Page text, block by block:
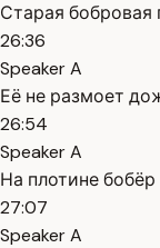
Старая бобровая
26:36
Speaker A
Её не размоет
26:54
Speaker A
На плотине
27:07
Speaker A